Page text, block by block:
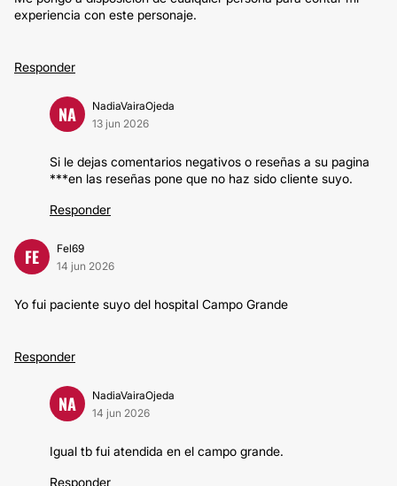
experiencia con este personaje.
Responder
NA
NadiaVairaOjeda
13 jun 2026
Si le dejas comentarios negativos o reseñas a su pagina
***en las reseñas pone que no haz sido cliente suyo.
Responder
FE
Fel69
14 jun 2026
Yo fui paciente suyo del hospital Campo Grande
Responder
NA
NadiaVairaOjeda
14 jun 2026
Igual tb fui atendida en el campo grande.
Responder